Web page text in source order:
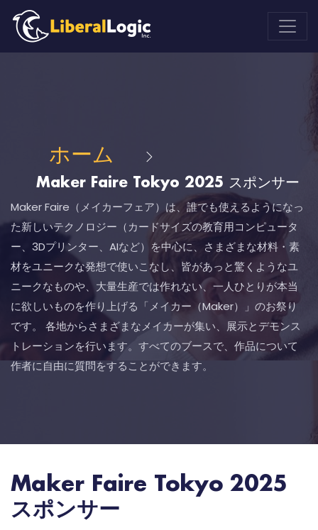
ホーム
Maker Faire Tokyo 2025 スポンサー
Maker Faire（メイカーフェア）は、誰でも使えるようになっ
た新しいテクノロジー（カードサイズの教育用コンピュータ
ー、3Dプリンター、AIなど）を中心に、さまざまな材料・素
材をユニークな発想で使いこなし、皆があっと驚くようなユ
ニークなものや、大量生産では作れない、一人ひとりが本当
に欲しいものを作り上げる「メイカー（Maker）」のお祭り
です。 各地からさまざまなメイカーが集い、展示とデモンス
トレーションを行います。すべてのブースで、作品について
作者に自由に質問をすることができます。
Maker Faire Tokyo 2025
スポンサー